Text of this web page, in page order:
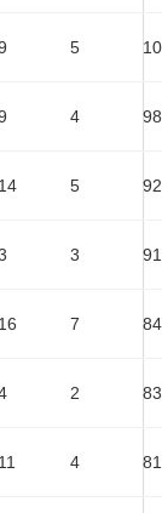
5
4
14 5
3
16 7
2
11 4